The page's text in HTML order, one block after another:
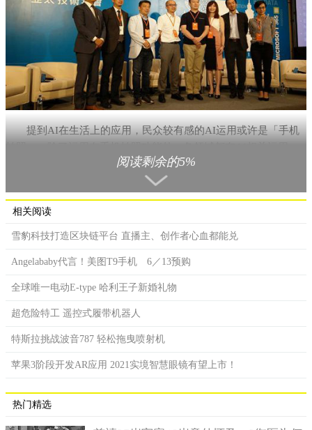
提到AI在生活上的应用，民众较有感的AI运用或许是「手机
例如：知名百货商场与成大、交大学生团队合作，透过微软提供
之AI、资料分析等相关资源，开发一款不同于以往的会员APP。
在会员踏入商场时，APP除跳出问好消息外，也会依照会员过去的
消费轨跡来提供特定品牌或是超市商品的折扣，并且告诉你该怎
么走。当然未来也会绑定行动支付等功能，以求全面收集资讯，
域。在会上，微软邀请中山医疗财团法人中山医院分享胸腔X光智
Container等技术优化咖啡豆的挑选，以及用AI搭配机器手臂，增
进多领域商用机会。
阅读剩余的5%
相关阅读
雪豹科技打造区块链平台 直播主、创作者心血都能兑
Angelababy代言！美图T9手机 6／13预购
全球唯一电动E-type 哈利王子新婚礼物
超危险特工 遥控式履带机器人
特斯拉挑战波音787 轻松拖曳喷射机
苹果3阶段开发AR应用 2021实境智慧眼镜有望上市！
热门精选